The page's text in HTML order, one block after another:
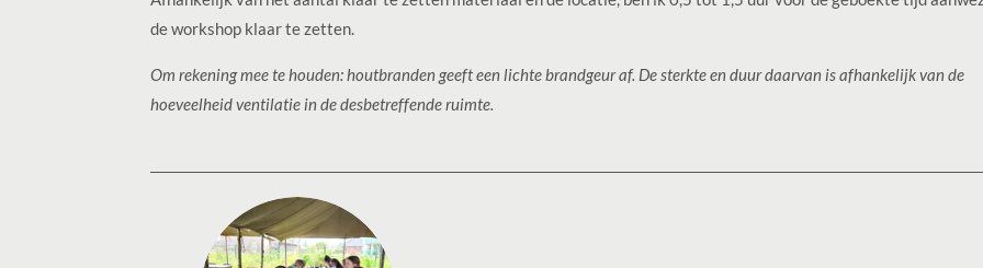
de workshop klaar te zetten.
Om rekening mee te houden: houtbranden geeft een lichte brandgeur af. De sterkte en duur daarvan is afhankelijk van de
hoeveelheid ventilatie in de desbetreffende ruimte.